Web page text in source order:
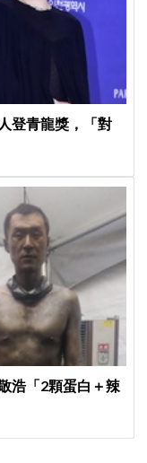
登青龍獎，「對
浩「2顆蛋白＋辣